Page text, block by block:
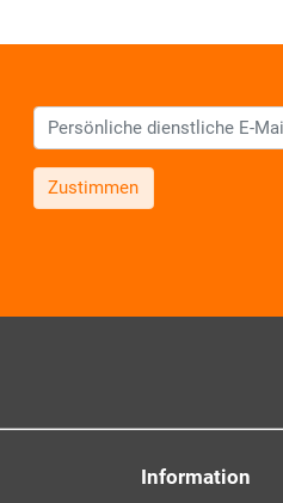
Zustimmen
Ich erkläre mich mit den
einverstanden.
Information